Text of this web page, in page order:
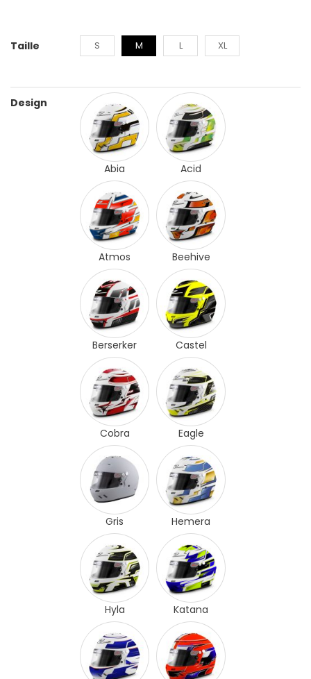
Taille S M L XL
Design
Abia Acid
Atmos Beehive
Berserker Castel
Cobra Eagle
Gris Hemera
Hyla Katana